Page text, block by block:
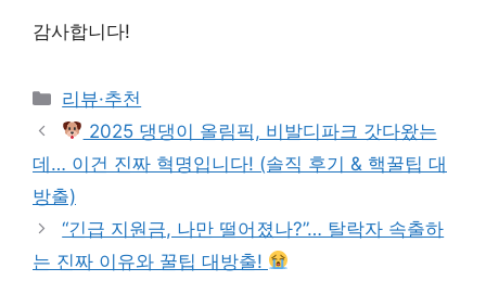
감사합니다!
Categories
리뷰·추천
2025 댕댕이 올림픽, 비발디파크 갓다왔는
데… 이건 진짜 혁명입니다! (솔직 후기 & 핵꿀팁 대
방출)
“긴급 지원금, 나만 떨어졌나?”… 탈락자 속출하
는 진짜 이유와 꿀팁 대방출!